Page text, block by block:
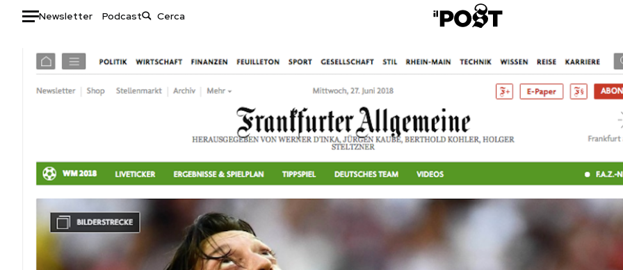
Newsletter Podcast
Tecnologia
Internet
Scienza
Cultura
Economia
Storie/Idee
Ok Boomer!
Media
Europa
Altrecose